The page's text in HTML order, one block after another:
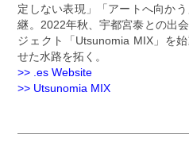
定しない表現」「アートへ向か
継。2022年秋、宇都宮泰との出
ジェクト「Utsunomia MIX」を
せた水路を拓く。
>> .es Website
>> Utsunomia MIX